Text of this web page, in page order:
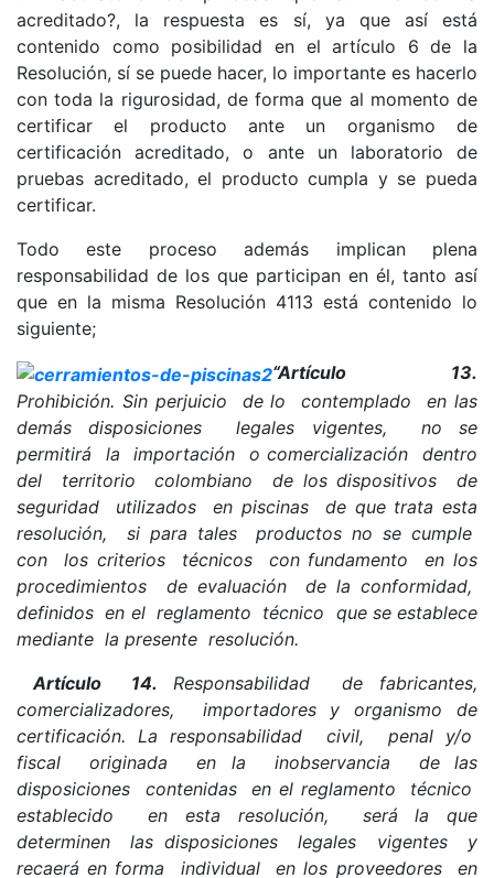
acreditado?, la respuesta es sí, ya que así está
contenido como posibilidad en el artículo 6 de la
Resolución, sí se puede hacer, lo importante es hacerlo
con toda la rigurosidad, de forma que al momento de
certificar el producto ante un organismo de
certificación acreditado, o ante un laboratorio de
pruebas acreditado, el producto cumpla y se pueda
certificar.
Todo este proceso además implican plena
responsabilidad de los que participan en él, tanto así
que en la misma Resolución 4113 está contenido lo
siguiente;
“Artículo 13.
Prohibición. Sin perjuicio de lo contemplado en las
demás disposiciones legales vigentes, no se
permitirá la importación o comercialización dentro
del territorio colombiano de los dispositivos de
seguridad utilizados en piscinas de que trata esta
resolución, si para tales productos no se cumple
con los criterios técnicos con fundamento en los
procedimientos de evaluación de la conformidad,
definidos en el reglamento técnico que se establece
mediante la presente resolución.
Artículo 14. Responsabilidad de fabricantes,
comercializadores, importadores y organismo de
certificación. La responsabilidad civil, penal y/o
fiscal originada en la inobservancia de las
disposiciones contenidas en el reglamento técnico
establecido en esta resolución, será la que
determinen las disposiciones legales vigentes y
recaerá en forma individual en los proveedores en